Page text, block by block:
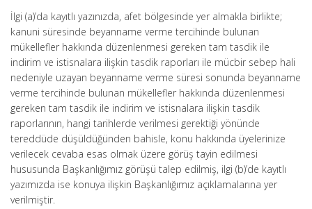
İlgi (a)’da kayıtlı yazınızda, afet bölgesinde yer almakla birlikte;
kanuni süresinde beyanname verme tercihinde bulunan
mükellefler hakkında düzenlenmesi gereken tam tasdik ile
indirim ve istisnalara ilişkin tasdik raporları ile mücbir sebep hali
nedeniyle uzayan beyanname verme süresi sonunda beyanname
verme tercihinde bulunan mükellefler hakkında düzenlenmesi
gereken tam tasdik ile indirim ve istisnalara ilişkin tasdik
raporlarının, hangi tarihlerde verilmesi gerektiği yönünde
tereddüde düşüldüğünden bahisle, konu hakkında üyelerinize
verilecek cevaba esas olmak üzere görüş tayin edilmesi
hususunda Başkanlığımız görüşü talep edilmiş, ilgi (b)’de kayıtlı
yazımızda ise konuya ilişkin Başkanlığımız açıklamalarına yer
verilmiştir.